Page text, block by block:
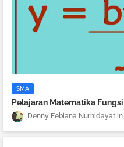
SMA
Pelajaran Matematika
Denny Febiana Nurhidayat